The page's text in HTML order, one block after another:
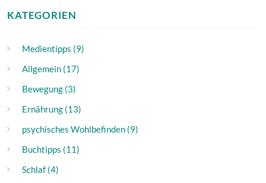
KATEGORIEN
Medientipps (9)
Allgemein (17)
Bewegung (3)
Ernährung (13)
psychisches Wohlbefinden (9)
Buchtipps (11)
Schlaf (4)